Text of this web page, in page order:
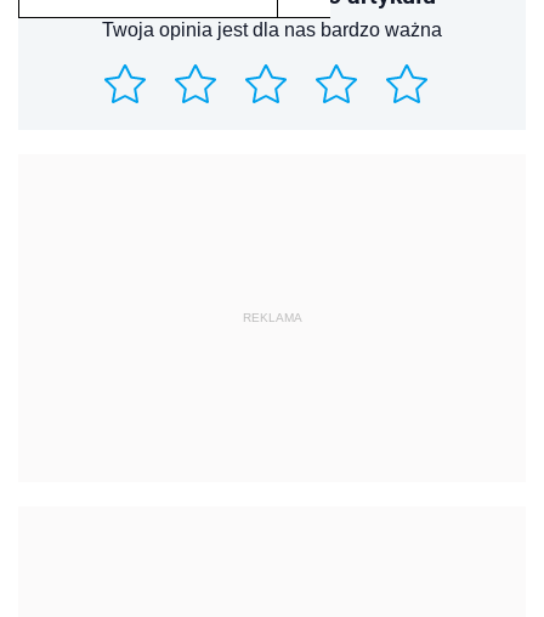
Twoja opinia jest dla nas bardzo ważna
REKLAMA